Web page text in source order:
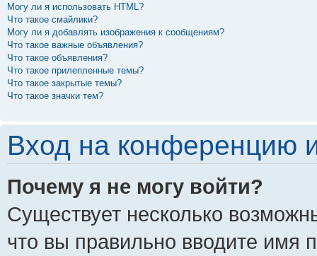
Могу ли я использовать HTML?
Что такое смайлики?
Могу ли я добавлять изображения к сообщениям?
Что такое важные объявления?
Что такое объявления?
Что такое прилепленные темы?
Что такое закрытые темы?
Что такое значки тем?
Вход на конференцию
Почему я не могу войти?
Существует несколько
что вы правильно вводите имя